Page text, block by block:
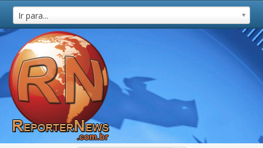
Ir para...